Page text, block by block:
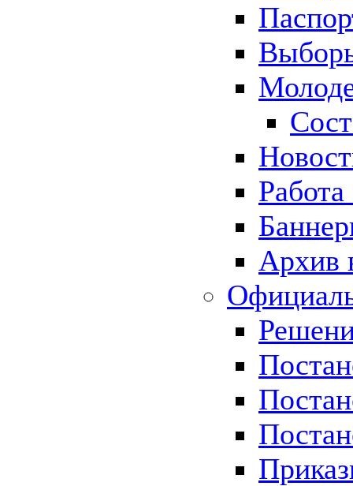
Архив